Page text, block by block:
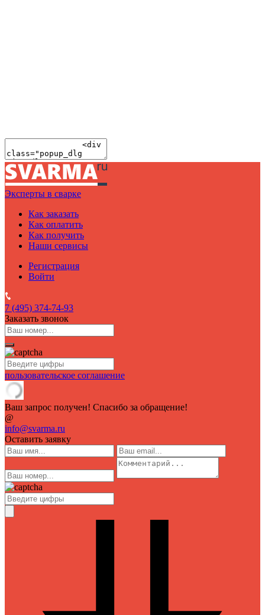
Эксперты в сварке
Как заказать
Как оплатить
Как получить
Наши сервисы
Регистрация
Войти
7 (495) 374-74-93
Заказать звонок
пользовательское соглашение
Ваш запрос получен! Спасибо за обращение!
@
info@svarma.ru
Оставить заявку